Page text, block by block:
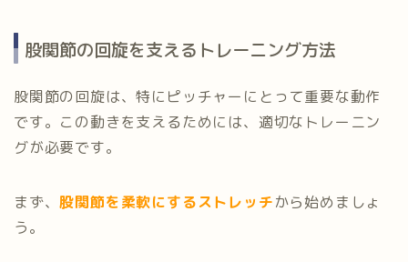
股関節の回旋を支えるトレーニング方法
股関節の回旋は、特にピッチャーにとって重要な動作
です。この動きを支えるためには、適切なトレーニン
グが必要です。
まず、股関節を柔軟にするストレッチから始めましょ
う。